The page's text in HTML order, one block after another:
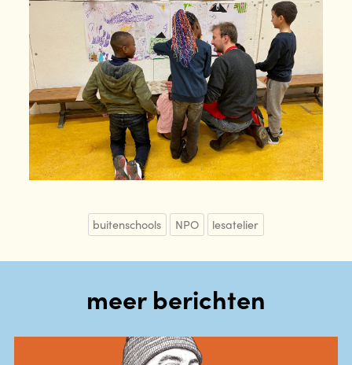
buitenschools NPO lesatelier
meer berichten